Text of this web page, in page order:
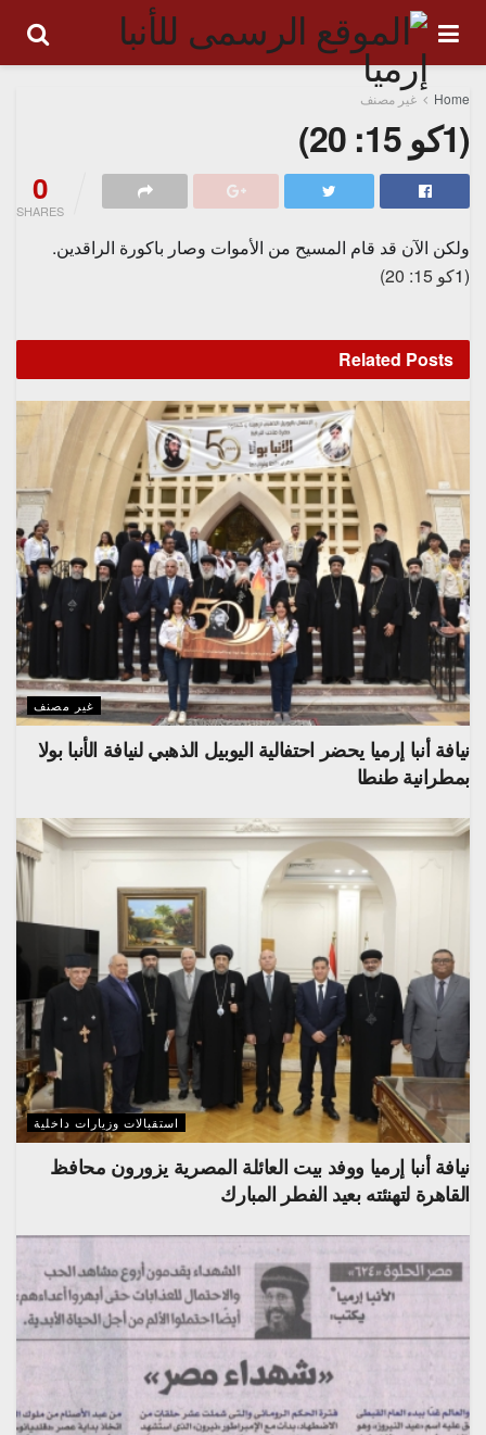
Home غير مصنف
(1كو 15: 20)
0
SHARES
ولكن الآن قد قام المسيح من الأموات وصار باكورة الراقدين.
(1 كو 15: 20)
Related Posts
غير مصنف
نيافة أنبا إرميا يحضر احتفالية اليوبيل الذهبي لنيافة الأنبا بولا
بمطرانية طنطا
استقبالات وزيارات داخلية
نيافة أنبا إرميا ووفد بيت العائلة المصرية يزورون محافظ
القاهرة لتهنئته بعيد الفطر المبارك